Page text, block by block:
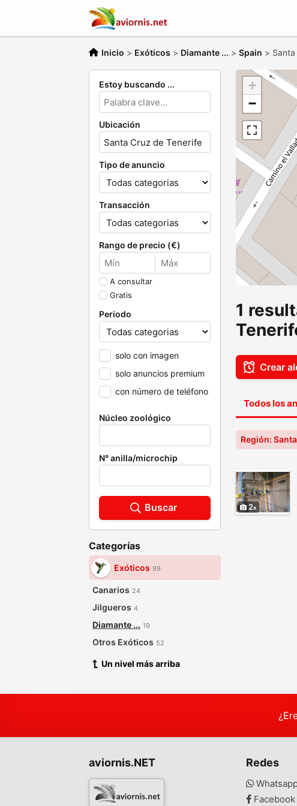
Inicio > Exóticos > Diamante ... > Spain >
Estoy buscando ...
Ubicación
Tipo de anuncio
Transacción
Rango de precio (€)
A consultar
Gratis
Periodo
solo con imagen
solo anuncios premium
con número de teléfono
Núcleo zoológico
N° anilla/microchip
Buscar
Categorías
Exóticos 99
Canarios 24
Jilgueros 4
Diamante ... 19
Otros Exóticos 52
Un nivel más arriba
+
−
1
Crear
Todos los
Región:
2
aviornis.NET Redes
Facebook